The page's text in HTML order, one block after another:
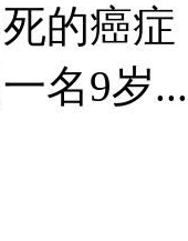
的癌
名9岁...